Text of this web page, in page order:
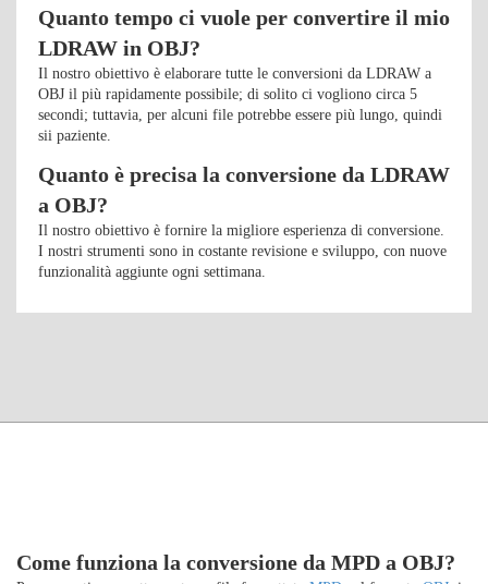
Quanto tempo ci vuole per convertire il mio
LDRAW in OBJ?
Il nostro obiettivo è elaborare tutte le conversioni da LDRAW a
OBJ il più rapidamente possibile; di solito ci vogliono circa 5
secondi; tuttavia, per alcuni file potrebbe essere più lungo, quindi
sii paziente.
Quanto è precisa la conversione da LDRAW
a OBJ?
Il nostro obiettivo è fornire la migliore esperienza di conversione.
I nostri strumenti sono in costante revisione e sviluppo, con nuove
funzionalità aggiunte ogni settimana.
Come funziona la conversione da MPD a OBJ?